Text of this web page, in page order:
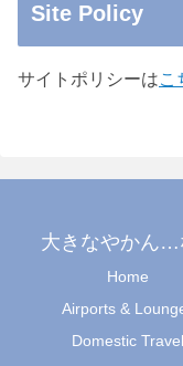
Site Policy
サイトポリシーはこ
大きなやかん…
Home
Airports &
Domestic Travel